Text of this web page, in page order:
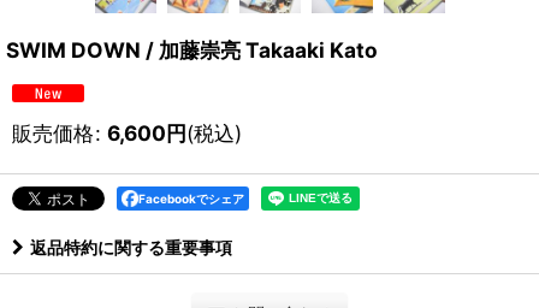
SWIM DOWN / 加藤崇亮 Takaaki Kato
販売価格: 6,600円(税込)
Facebookでシェア
返品特約に関する重要事項